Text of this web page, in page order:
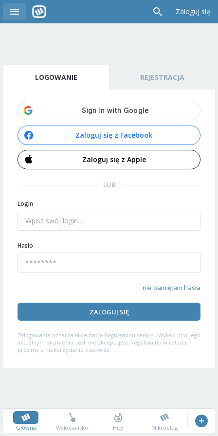
Zaloguj się
LOGOWANIE REJESTRACJA
Zaloguj się z Facebook
Zaloguj się z Apple
LUB
Login
Hasło
nie pamiętam hasła
ZALOGUJ SIĘ
Zalogowanie oznacza akceptację Regulaminu serwisu Wykop.pl w jego
aktualnym brzmieniu. Jeśli nie akceptujesz Regulaminu w całości,
prosimy o niekorzystanie z serwisu.
Główna Wykopalisko Hity Mikroblog